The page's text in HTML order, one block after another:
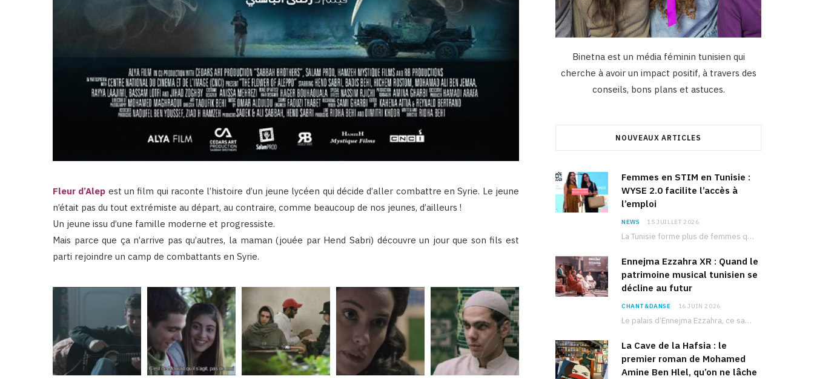
Fleur d’Alep est un film qui raconte l’histoire d’un jeune lycéen qui décide d’aller combattre en Syrie. Le jeune
n’était pas du tout extrémiste au départ, au contraire, comme beaucoup de nos jeunes, d’ailleurs !
Un jeune issu d’une famille moderne et progressiste.
Mais parce que ça n’arrive pas qu’autres, la maman (jouée par Hend Sabri) découvre un jour que son fils est
parti rejoindre un camp de combattants en Syrie.
Binetna est un média féminin tunisien qui
cherche à avoir un impact positif, à travers des
conseils, bons plans et astuces.
NOUVEAUX ARTICLES
Femmes en STIM en Tunisie :
WYSE 2.0 facilite l’accès à
l’emploi
NEWS 15 JUILLET 2026
La Tunisie forme plus de femmes que d’hommes dans les filières scientifiques. Pourtant, pour beaucoup…
Ennejma Ezzahra XR : Quand le
patrimoine musical tunisien se
décline au futur
CHANT&DANSE 16 JUIN 2026
Le palais d’Ennejma Ezzahra, ce sanctuaire de la musique tunisienne et méditerranéenne construit par le…
La Cave de la Hafsia : le
premier roman de Mohamed
Amine Ben Hlel, qu’on ne lâche